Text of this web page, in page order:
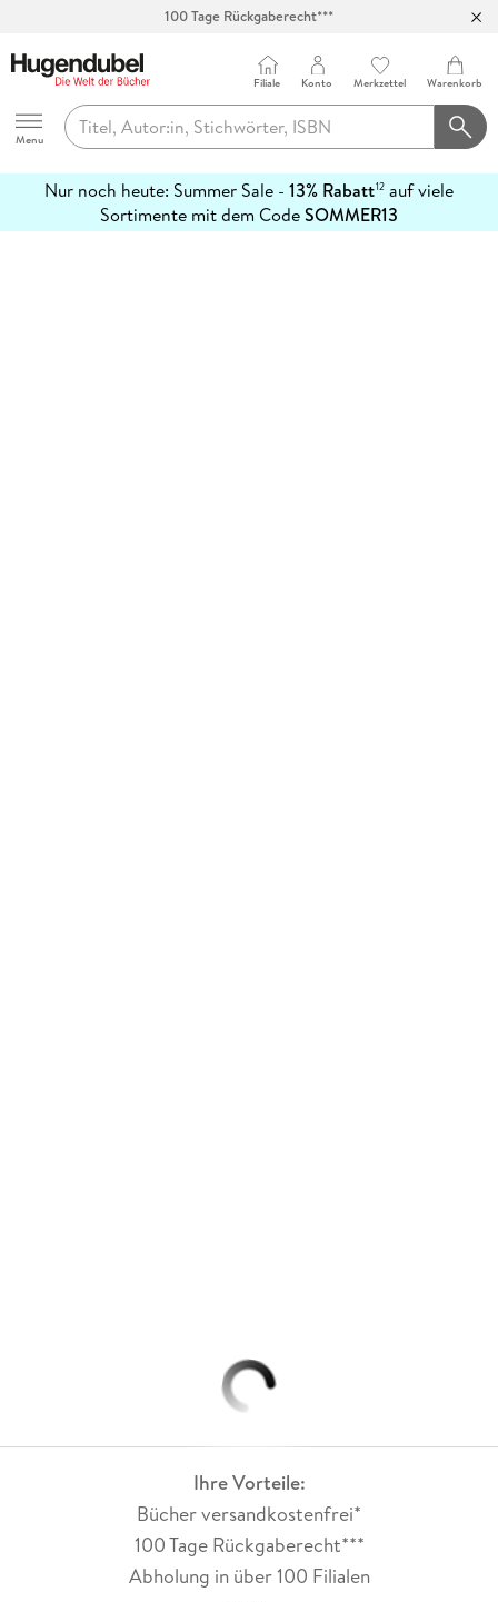
100 Tage Rückgaberecht***
Hugendubel
Menu
Filiale Konto Merkzettel Warenkorb
Nur noch heute: Summer Sale - 13% Rabatt12 auf viele
Sortimente mit dem CodeSOMMER13
erfahren
Ihre Vorteile:
Bücher versandkostenfrei*
100 Tage Rückgaberecht***
Abholung in über 100 Filialen